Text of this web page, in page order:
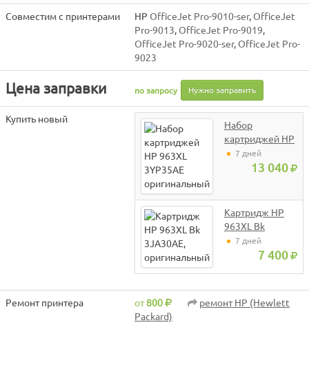
Совместим с принтерами HP OfficeJet Pro-9010-ser,OfficeJet
Pro-9013,OfficeJet Pro-9019,
OfficeJet Pro-9020-ser,OfficeJet Pro-
9023
Цена заправки по запросу Нужно заправить
Купить новый
Набор
картриджей HP
963XL 3YP35AE
оригинальный
7 дней
13 040
Картридж HP
963XL Bk
3JA30AE,
оригинальный
7 дней
7 400
Ремонт принтера от800
ремонт HP (Hewlett
Packard)